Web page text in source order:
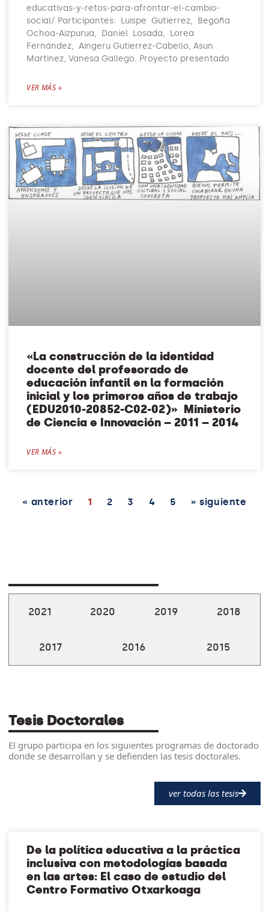
educativas-y-retos-para-afrontar-el-cambio-
social/ Participantes: Luispe Gutierrez, Begoña
Ochoa-Aizpurua, Daniel Losada, Lorea
Fernández, Aingeru Gutierrez-Cabello, Asun
Martinez, Vanesa Gallego. Proyecto presentado
VER MÁS »
«La construcción de la identidad
docente del profesorado de
educación infantil en la formación
inicial y los primeros años de trabajo
(EDU2010-20852-C02-02)» Ministerio
de Ciencia e Innovación – 2011 – 2014
VER MÁS »
« anterior 1 2 3 4 5 » siguiente
2021 2020 2019 2018
2017 2016 2015
Tesis Doctorales
El grupo participa en los siguientes programas de doctorado
donde se desarrollan y se defienden las tesis doctorales.
ver todas las tesis
De la política educativa a la práctica
inclusiva con metodologías basada
en las artes: El caso de estudio del
Centro Formativo Otxarkoaga